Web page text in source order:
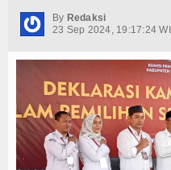
Bupati
Ateng
SIAL
Kapolres
Munjirin
By Redaksi
23 Sep 2024, 19:17:24